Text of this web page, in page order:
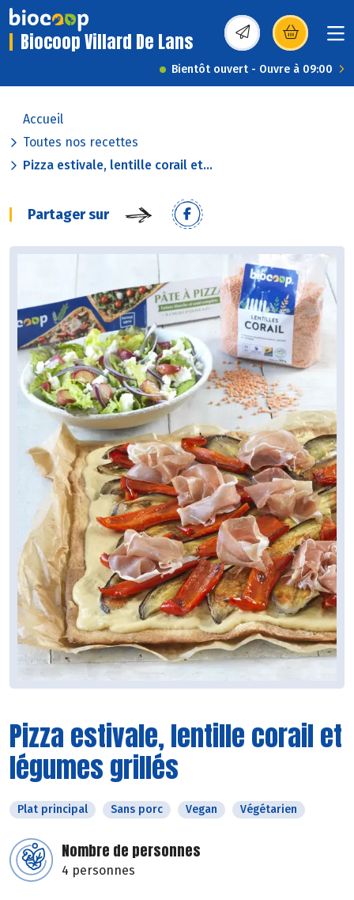
Biocoop Villard De Lans (s’ouvre dans une
Bientôt ouvert - Ouvre à 09:00
Accueil
Toutes nos recettes
Pizza estivale, lentille corail et...
Partager sur
Pizza estivale, lentille corail et
légumes grillés
Plat principal Sans porc Vegan Végétarien
Nombre de personnes
4 personnes